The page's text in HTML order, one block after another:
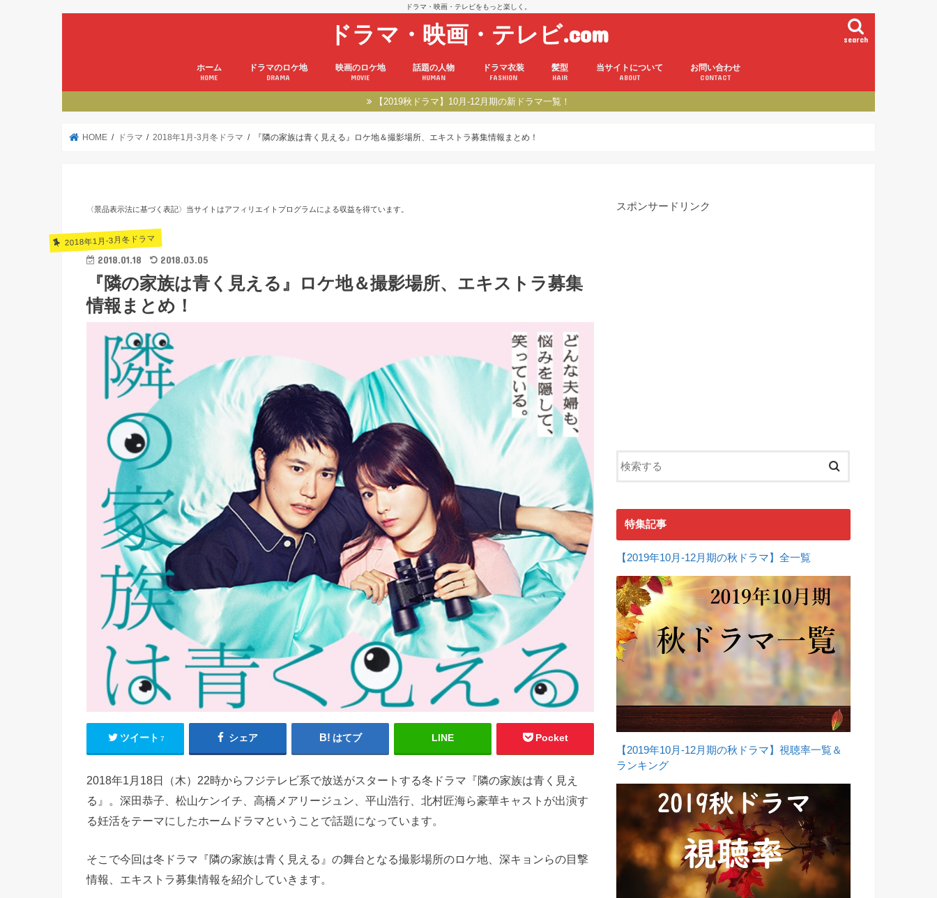
ドラマ・映画・テレビをもっと楽しく。
ドラマ・映画・テレビ.com search
ホーム
HOME
ドラマのロケ地
DRAMA
映画のロケ地
MOVIE
話題の人物
HUMAN
ドラマ衣装
FASHION
髪型
HAIR
当サイトについて
ABOUT
お問い合わせ
CONTACT
【2019秋ドラマ】10月-12月期の新ドラマ一覧！
HOME ドラマ 2018年1月-3月冬ドラマ 『隣の家族は青く見える』ロケ地＆撮影場所、エキストラ募集情報まとめ！
〈景品表示法に基づく表記〉当サイトはアフィリエイトプログラムによる収益を得ています。
2018年1月-3月冬ドラマ
2018.01.18 2018.03.05
『隣の家族は青く見える』ロケ地＆撮影場所、エキストラ募集
情報まとめ！
ツイート 7 シェア はてブ LINE Pocket
2018年1月18日（木）22時からフジテレビ系で放送がスタートする冬ドラマ『隣の家族は青く見え
る』。深田恭子、松山ケンイチ、高橋メアリージュン、平山浩行、北村匠海ら豪華キャストが出演す
る妊活をテーマにしたホームドラマということで話題になっています。
そこで今回は冬ドラマ『隣の家族は青く見える』の舞台となる撮影場所のロケ地、深キョンらの目撃
情報、エキストラ募集情報を紹介していきます。
スポンサードリンク
特集記事
【2019年10月-12月期の秋ドラマ】全一覧
【2019年10月-12月期の秋ドラマ】視聴率一覧＆
ランキング